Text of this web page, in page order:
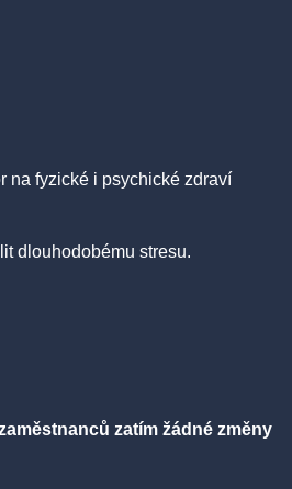
na fyzické i psychické zdraví
dlouhodobému stresu.
zatím žádné změny